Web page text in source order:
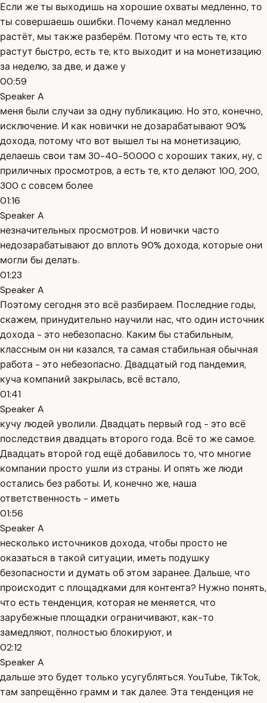
Если же ты выходишь на хорошие охваты медленно, то
ты совершаешь ошибки. Почему канал медленно
растёт, мы также разберём. Потому что есть те, кто
растут быстро, есть те, кто выходит и на монетизацию
за неделю, за две, и даже у
00:59
Speaker A
меня были случаи за одну публикацию. Но это, конечно,
исключение. И как новички не дозарабатывают 90%
дохода, потому что вот вышел ты на монетизацию,
делаешь свои там 30-40-50.000 с хороших таких, ну, с
приличных просмотров, а есть те, кто делают 100, 200,
300 с совсем более
01:16
Speaker A
незначительных просмотров. И новички часто
недозарабатывают до вплоть 90% дохода, которые они
могли бы делать.
01:23
Speaker A
Поэтому сегодня это всё разбираем. Последние годы,
скажем, принудительно научили нас, что один источник
дохода - это небезопасно. Каким бы стабильным,
классным он ни казался, та самая стабильная обычная
работа - это небезопасно. Двадцатый год пандемия,
куча компаний закрылась, всё встало,
01:41
Speaker A
кучу людей уволили. Двадцать первый год - это всё
последствия двадцать второго года. Всё то же самое.
Двадцать второй год ещё добавилось то, что многие
компании просто ушли из страны. И опять же люди
остались без работы. И, конечно же, наша
ответственность - иметь
01:56
Speaker A
несколько источников дохода, чтобы просто не
оказаться в такой ситуации, иметь подушку
безопасности и думать об этом заранее. Дальше, что
происходит с площадками для контента? Нужно понять,
что есть тенденция, которая не меняется, что
зарубежные площадки ограничивают, как-то
замедляют, полностью блокируют, и
02:12
Speaker A
дальше это будет только усугубляться. YouTube, TikTok,
там запрещённо грамм и так далее. Эта тенденция не